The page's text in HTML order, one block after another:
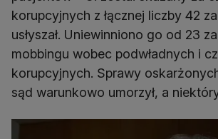
korupcyjnych z łącznej liczby 42
usłyszał. Uniewinniono go od 23
mobbingu wobec podwładnych i
korupcyjnych. Sprawy
sąd warunkowo umorzył, a